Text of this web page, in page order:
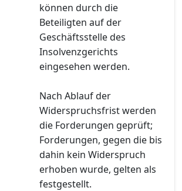
können durch die
Beteiligten auf der
Geschäftsstelle des
Insolvenzgerichts
eingesehen werden.
Nach Ablauf der
Widerspruchsfrist werden
die Forderungen geprüft;
Forderungen, gegen die bis
dahin kein Widerspruch
erhoben wurde, gelten als
festgestellt.